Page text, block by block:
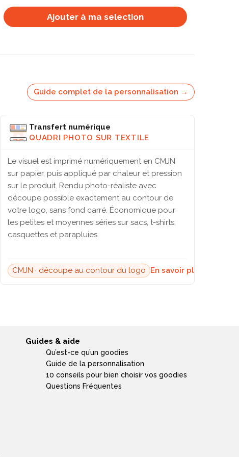
Ajouter à ma selection
Guide complet de la personnalisation →
Transfert numérique
QUADRI PHOTO SUR TEXTILE
Le visuel est imprimé numériquement en CMJN
sur papier, puis appliqué par chaleur et pression
sur le produit. Rendu photo-réaliste avec
découpe possible exactement au contour de
votre logo, sans fond carré. Économique pour
les petites et moyennes séries sur sacs, t-shirts,
casquettes et parapluies.
CMJN · découpe au contour du logo En savoir plus →
Guides & aide
Qu’est-ce qu’un goodies
Guide de la personnalisation
10 conseils pour bien choisir vos goodies
Questions Fréquentes